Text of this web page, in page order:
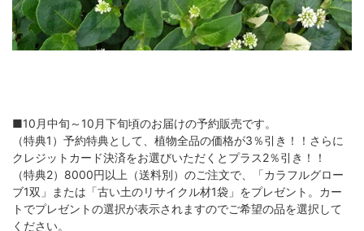
■10月中旬～10月下旬頃のお届けの予約販売です。
（特典1）予約特典として、植物全品の価格が3％引き！！さらに
クレジットカード決済をお選びいただくとプラス2％引き！！
（特典2）8000円以上（送料別）のご注文で、「カラフルグロー
ブ1双」または「古い土のリサイクル材1袋」をプレゼント。カー
トでプレゼントの選択が表示されますのでご希望の品を選択して
ください。